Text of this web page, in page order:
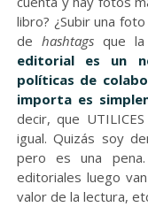
libro? ¿Subir una
de hashtagsque la
editorial es un
políticas de
importa es
decir, que
igual. Quizás soy
pero es una
editoriales luego
valor de la lectura,